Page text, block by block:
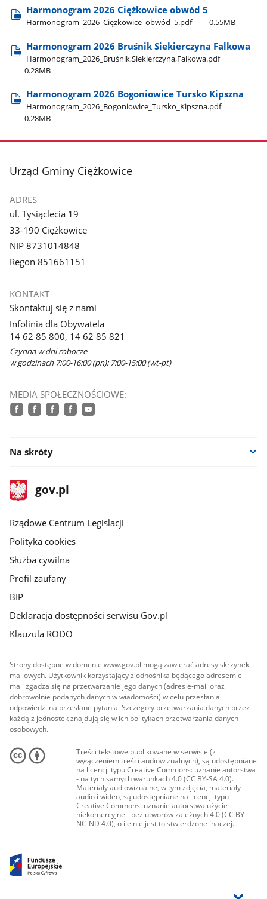
Harmonogram 2026 Ciężkowice obwód 5
Harmonogram​_2026​_Ciężkowice​_obwód​_5.pdf 0.55MB
Harmonogram 2026 Bruśnik Siekierczyna Falkowa
Harmonogram​_2026​_Bruśnik,Siekierczyna,Falkowa.pdf
0.28MB
Harmonogram 2026 Bogoniowice Tursko Kipszna
Harmonogram​_2026​_Bogoniowice​_Tursko​_Kipszna.pdf
0.28MB
stopka
Urząd Gminy Ciężkowice
ADRES
ul. Tysiąclecia 19
33-190 Ciężkowice
NIP 8731014848
Regon 851661151
KONTAKT
Skontaktuj się z nami
Infolinia dla Obywatela
14 62 85 800, 14 62 85 821
Czynna w dni robocze
w godzinach 7:00-16:00 (pn); 7:00-15:00 (wt-pt)
MEDIA SPOŁECZNOŚCIOWE:
Na skróty
stopka
gov.plStrona
gov.pl
Rządowe Centrum Legislacji
Polityka cookies
Służba cywilna
Profil zaufany
BIP
Deklaracja dostępności serwisu Gov.pl
Klauzula RODO
Strony dostępne w domenie www.gov.pl mogą zawierać adresy skrzynek
mailowych. Użytkownik korzystający z odnośnika będącego adresem e-
mail zgadza się na przetwarzanie jego danych (adres e-mail oraz
dobrowolnie podanych danych w wiadomości) w celu przesłania
odpowiedzi na przesłane pytania. Szczegóły przetwarzania danych przez
każdą z jednostek znajdują się w ich politykach przetwarzania danych
osobowych.
Treści tekstowe publikowane w serwisie (z
wyłączeniem treści audiowizualnych), są udostępniane
na licencji typu Creative Commons: uznanie autorstwa
- na tych samych warunkach 4.0 (CC BY-SA 4.0).
Materiały audiowizualne, w tym zdjęcia, materiały
audio i wideo, są udostępniane na licencji typu
Creative Commons: uznanie autorstwa użycie
niekomercyjne - bez utworów zależnych 4.0 (CC BY-
NC-ND 4.0), o ile nie jest to stwierdzone inaczej.